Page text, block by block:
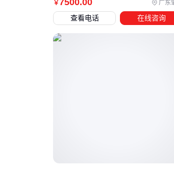
￥ 广东
查看电话 在线咨询